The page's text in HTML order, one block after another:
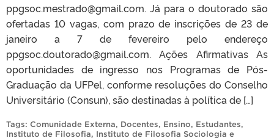
ppgsoc.mestrado@gmail.com. Já para o doutorado são
ofertadas 10 vagas, com prazo de inscrições de 23 de
janeiro a 7 de fevereiro pelo endereço
ppgsoc.doutorado@gmail.com. Ações Afirmativas As
oportunidades de ingresso nos Programas de Pós-
Graduação da UFPel, conforme resoluções do Conselho
Universitário (Consun), são destinadas à política de […]
Tags: Comunidade Externa, Docentes, Ensino, Estudantes,
Instituto de Filosofia, Instituto de Filosofia Sociologia e